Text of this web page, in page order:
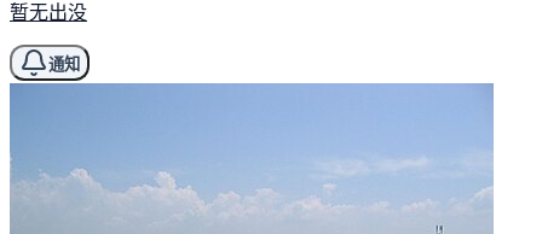
暂无出没
通知